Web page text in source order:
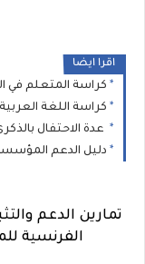
اقرا ايضا
كراسة المتعلم في اللغة
كراسة اللغة العربية
عدة الاحتفال
دليل الدعم المؤسساتي
تمارين الدعم
الفرنسية